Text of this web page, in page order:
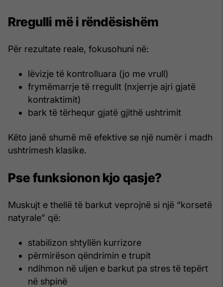
Rregulli më i rëndësishëm
Për rezultate reale, fokusohuni në:
lëvizje të kontrolluara (jo me vrull)
frymëmarrje të rregullt (nxjerrje ajri gjatë
kontraktimit)
bark të tërhequr gjatë gjithë ushtrimit
Këto janë shumë më efektive se një numër i madh
ushtrimesh klasike.
Pse funksionon kjo qasje?
Muskujt e thellë të barkut veprojnë si një “korsetë
natyrale” që:
stabilizon shtyllën kurrizore
përmirëson qëndrimin e trupit
ndihmon në uljen e barkut pa stres të tepërt
në shpinë